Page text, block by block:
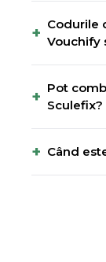
+ Codurile
Vouchify
+ Pot
Sculefix?
+ Când